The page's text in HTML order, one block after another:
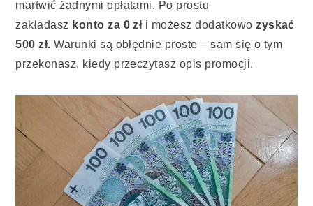
martwić żadnymi opłatami. Po prostu
zakładasz konto za 0 zł i możesz dodatkowozyskać
500 zł. Warunki są obłędnie proste – sam się o tym
przekonasz, kiedy przeczytasz opis promocji.